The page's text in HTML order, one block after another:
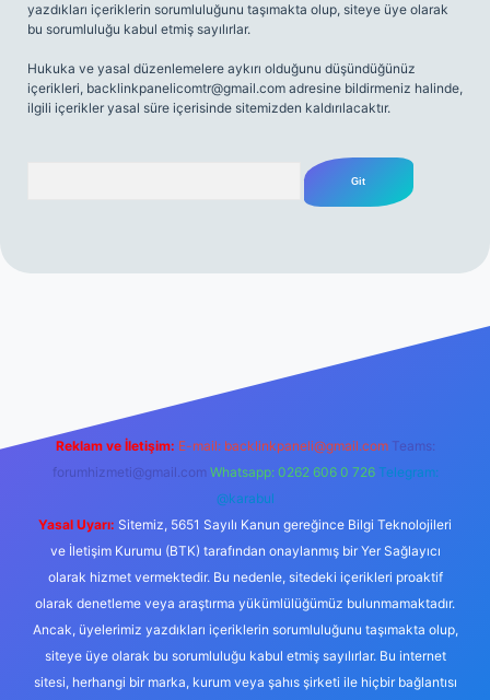
yazdıkları içeriklerin sorumluluğunu taşımakta olup, siteye üye olarak
bu sorumluluğu kabul etmiş sayılırlar.
Hukuka ve yasal düzenlemelere aykırı olduğunu düşündüğünüz
içerikleri, backlinkpanelicomtr@gmail.com adresine bildirmeniz halinde,
ilgili içerikler yasal süre içerisinde sitemizden kaldırılacaktır.
Reklam ve İletişim: E-mail: backlinkpaneli@gmail.com Teams:
forumhizmeti@gmail.com Whatsapp: 0262 606 0 726 Telegram:
@karabul
Yasal Uyarı: Sitemiz, 5651 Sayılı Kanun gereğince Bilgi Teknolojileri
ve İletişim Kurumu (BTK) tarafından onaylanmış bir Yer Sağlayıcı
olarak hizmet vermektedir. Bu nedenle, sitedeki içerikleri proaktif
olarak denetleme veya araştırma yükümlülüğümüz bulunmamaktadır.
Ancak, üyelerimiz yazdıkları içeriklerin sorumluluğunu taşımakta olup,
siteye üye olarak bu sorumluluğu kabul etmiş sayılırlar. Bu internet
sitesi, herhangi bir marka, kurum veya şahıs şirketi ile hiçbir bağlantısı